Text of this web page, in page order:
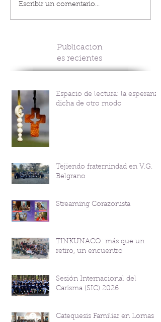
Escribir un comentario...
Publicacion
es recientes
Espacio de lectura: la esperanza
dicha de otro modo
Tejiendo fraternindad en V.G.
Belgrano
Streaming Corazonista
TINKUNACO: más que un
retiro, un encuentro
Sesión Internacional del
Carisma (SIC) 2026
Catequesis Familiar en Lomas